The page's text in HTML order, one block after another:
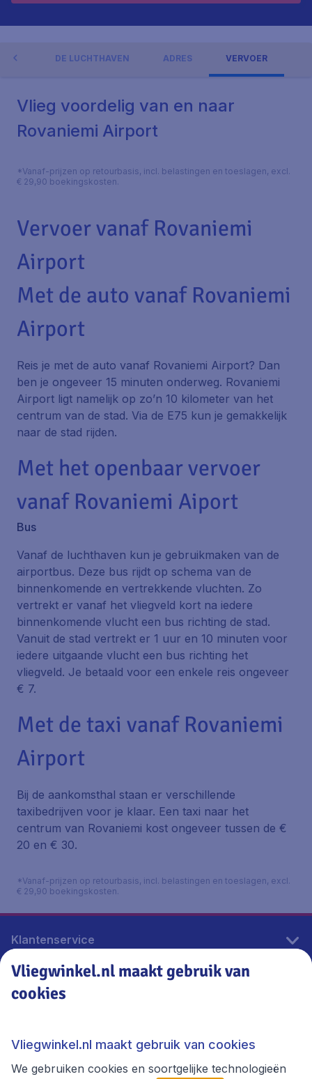
DE LUCHTHAVEN ADRES VERVOER
Vlieg voordelig van en naar
Rovaniemi Airport
*Vanaf-prijzen op retourbasis, incl. belastingen en toeslagen, excl.
€ 29,90 boekingskosten.
Vervoer vanaf Rovaniemi
Airport
Met de auto vanaf Rovaniemi
Airport
Reis je met de auto vanaf Rovaniemi Airport? Dan
ben je ongeveer 15 minuten onderweg. Rovaniemi
Airport ligt namelijk op zo’n 10 kilometer van het
centrum van de stad. Via de E75 kun je gemakkelijk
naar de stad rijden.
Met het openbaar vervoer
vanaf Rovaniemi Aiport
Bus
Vanaf de luchthaven kun je gebruikmaken van de
airportbus. Deze bus rijdt op schema van de
binnenkomende en vertrekkende vluchten. Zo
vertrekt er vanaf het vliegveld kort na iedere
binnenkomende vlucht een bus richting de stad.
Vanuit de stad vertrekt er 1 uur en 10 minuten voor
iedere uitgaande vlucht een bus richting het
vliegveld. Je betaald voor een enkele reis ongeveer
€ 7.
Met de taxi vanaf Rovaniemi
Airport
Bij de aankomsthal staan er verschillende
taxibedrijven voor je klaar. Een taxi naar het
centrum van Rovaniemi kost ongeveer tussen de €
20 en € 30.
*Vanaf-prijzen op retourbasis, incl. belastingen en toeslagen, excl.
€ 29,90 boekingskosten.
Klantenservice
Vliegwinkel.nl
Thema's
Vliegwinkel.nl maakt gebruik van
cookies
Vliegwinkel.nl maakt gebruik van cookies
We gebruiken cookies en soortgelijke technologieën